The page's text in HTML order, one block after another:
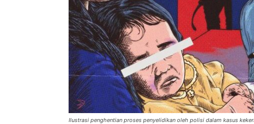
Ilustrasi penghentian proses penyelidikan oleh polisi dalam kasus